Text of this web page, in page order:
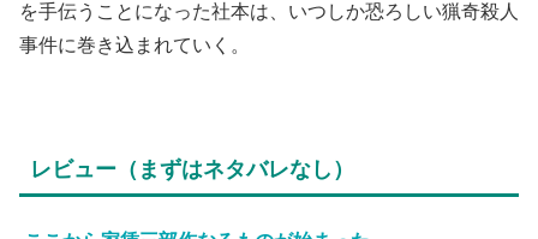
を手伝うことになった社本は、いつしか恐ろしい猟奇殺人
事件に巻き込まれていく。
レビュー（まずはネタバレなし）